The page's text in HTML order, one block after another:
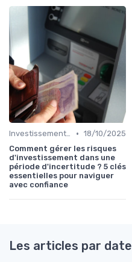
Investissements et Épargne Retraite • 18/10/2025
Comment gérer les risques
d'investissement dans une
période d'incertitude ? 5 clés
essentielles pour naviguer
avec confiance
Les articles par date